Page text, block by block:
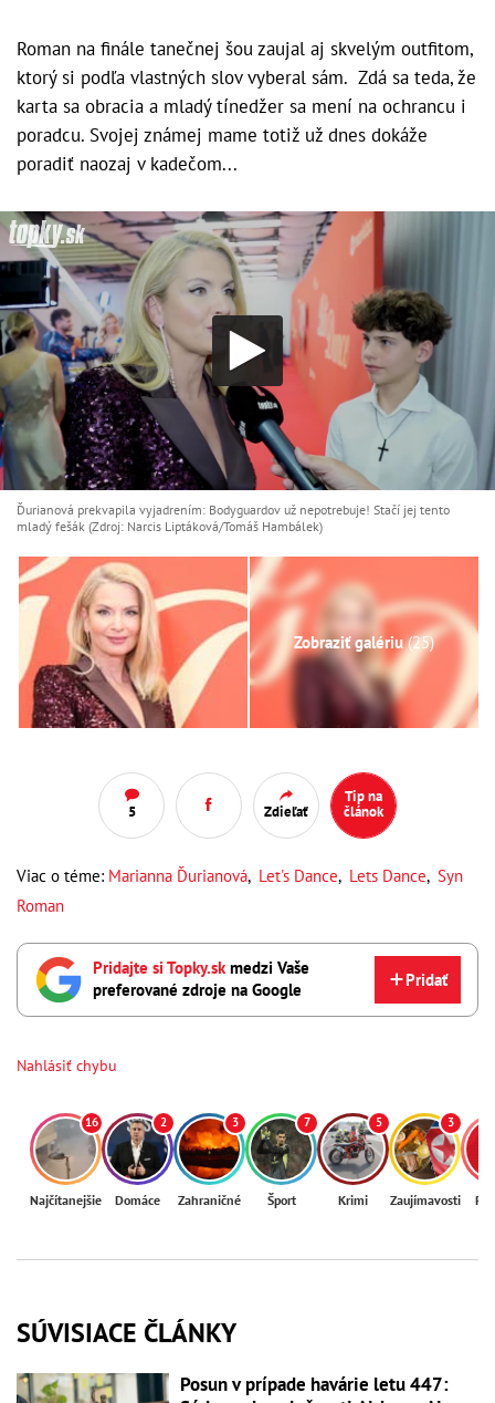
Roman na finále tanečnej šou zaujal aj skvelým outfitom,
ktorý si podľa vlastných slov vyberal sám. Zdá sa teda, že
karta sa obracia a mladý tínedžer sa mení na ochrancu i
poradcu. Svojej známej mame totiž už dnes dokáže
poradiť naozaj v kadečom...
Ďurianová prekvapila vyjadrením: Bodyguardov už nepotrebuje! Stačí jej tento
mladý fešák (Zdroj: Narcis Liptáková/Tomáš Hambálek)
Zobraziť galériu(25)
5 Zdieľať
Tip na
článok
Viac o téme: Marianna Ďurianová, Let's Dance, Lets Dance, Syn
Roman
Pridajte si Topky.skmedzi Vaše
preferované zdroje na Google
Pridať
Nahlásiť chybu
16
Najčítanejšie
2
Domáce
3
Zahraničné
7
Šport
5
Krimi
3
Zaujímavosti
SÚVISIACE ČLÁNKY
Posun v prípade havárie letu 447: